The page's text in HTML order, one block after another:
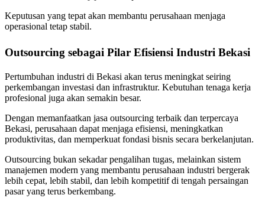
Keputusan yang tepat akan membantu perusahaan menjaga
operasional tetap stabil.
Outsourcing sebagai Pilar Efisiensi Industri Bekasi
Pertumbuhan industri di Bekasi akan terus meningkat seiring
perkembangan investasi dan infrastruktur. Kebutuhan tenaga kerja
profesional juga akan semakin besar.
Dengan memanfaatkan jasa outsourcing terbaik dan terpercaya
Bekasi, perusahaan dapat menjaga efisiensi, meningkatkan
produktivitas, dan memperkuat fondasi bisnis secara berkelanjutan.
Outsourcing bukan sekadar pengalihan tugas, melainkan sistem
manajemen modern yang membantu perusahaan industri bergerak
lebih cepat, lebih stabil, dan lebih kompetitif di tengah persaingan
pasar yang terus berkembang.